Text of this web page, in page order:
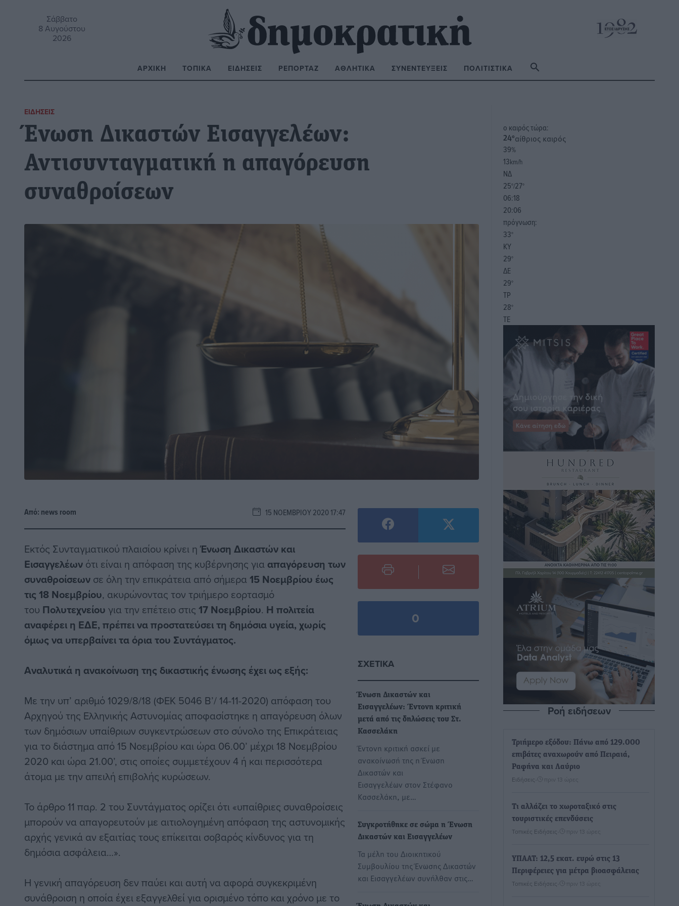
Σάββατο
8 Αυγούστου
2026
ΑΡΧΙΚΉ ΤΟΠΙΚΆ ΕΙΔΉΣΕΙΣ ΡΕΠΟΡΤΆΖ ΑΘΛΗΤΙΚΆ ΣΥΝΕΝΤΕΎΞΕΙΣ ΠΟΛΙΤΙΣΤΙΚΆ
ΕΙΔΉΣΕΙΣ
Ένωση Δικαστών Εισαγγελέων:
Αντισυνταγματική η απαγόρευση
συναθροίσεων
Από: news room 15 ΝΟΕΜΒΡΊΟΥ 2020 17:47
Εκτός Συνταγματικού πλαισίου κρίνει η Ένωση Δικαστών και
Εισαγγελέων ότι είναι η απόφαση της κυβέρνησης για απαγόρευση των
συναθροίσεων σε όλη την επικράτεια από σήμερα 15 Νοεμβρίου έως
τις 18 Νοεμβρίου, ακυρώνοντας τον τριήμερο εορτασμό
του Πολυτεχνείου για την επέτειο στις 17 Νοεμβρίου. Η πολιτεία
αναφέρει η ΕΔΕ, πρέπει να προστατεύσει τη δημόσια υγεία, χωρίς
όμως να υπερβαίνει τα όρια του Συντάγματος.
Αναλυτικά η ανακοίνωση της δικαστικής ένωσης έχει ως εξής:
Με την υπ’ αριθμό 1029/8/18 (ΦΕΚ 5046 Β’/ 14-11-2020) απόφαση του
Αρχηγού της Ελληνικής Αστυνομίας αποφασίστηκε η απαγόρευση όλων
των δημόσιων υπαίθριων συγκεντρώσεων στο σύνολο της Επικράτειας
για το διάστημα από 15 Νοεμβρίου και ώρα 06.00’ μέχρι 18 Νοεμβρίου
2020 και ώρα 21.00’, στις οποίες συμμετέχουν 4 ή και περισσότερα
άτομα με την απειλή επιβολής κυρώσεων.
Το άρθρο 11 παρ. 2 του Συντάγματος ορίζει ότι «υπαίθριες συναθροίσεις
μπορούν να απαγορευτούν με αιτιολογημένη απόφαση της αστυνομικής
αρχής γενικά αν εξαιτίας τους επίκειται σοβαρός κίνδυνος για τη
δημόσια ασφάλεια…».
Η γενική απαγόρευση δεν παύει και αυτή να αφορά συγκεκριμένη
συνάθροιση η οποία έχει εξαγγελθεί για ορισμένο τόπο και χρόνο με το
0
ΣΧΕΤΙΚΆ
Ένωση Δικαστών και
Εισαγγελέων: Έντονη κριτική
μετά από τις δηλώσεις του Στ.
Κασσελάκη
Έντονη κριτική ασκεί με
ανακοίνωσή της η Ένωση
Δικαστών και
Εισαγγελέων στον Στέφανο
Κασσελάκη, με…
Συγκροτήθηκε σε σώμα η Ένωση
Δικαστών και Εισαγγελέων
Τα μέλη του Διοικητικού
Συμβουλίου της Ένωσης Δικαστών
και Εισαγγελέων συνήλθαν στις…
o καιρός τώρα:
24°αίθριος καιρός
39%
13km/h
ΝΔ
25°/27°
06:18
20:06
πρόγνωση:
33°
ΚΥ
29°
ΔΕ
29°
ΤΡ
28°
ΤΕ
Ροή ειδήσεων
Τριήμερο εξόδου: Πάνω από 129.000
επιβάτες αναχωρούν από Πειραιά,
Ραφήνα και Λαύριο
Ειδήσεις πριν 13 ώρες
Τι αλλάζει το χωροταξικό στις
τουριστικές επενδύσεις
Τοπικές Ειδήσεις πριν 13 ώρες
ΥΠΑΑΤ: 12,5 εκατ. ευρώ στις 13
Περιφέρειες για μέτρα βιοασφάλειας
Τοπικές Ειδήσεις πριν 13 ώρες